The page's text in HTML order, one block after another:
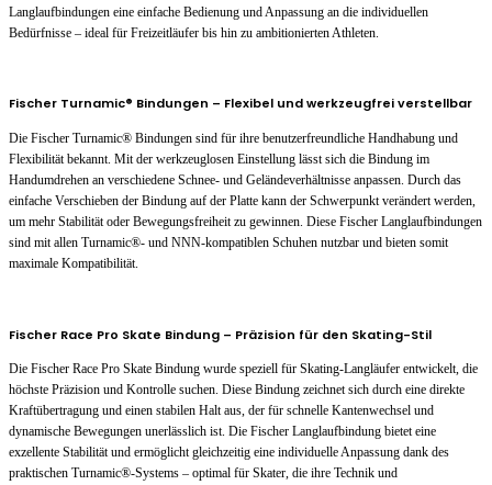
Langlaufbindungen eine einfache Bedienung und Anpassung an die individuellen
Bedürfnisse – ideal für Freizeitläufer bis hin zu ambitionierten Athleten.
Fischer Turnamic® Bindungen – Flexibel und werkzeugfrei verstellbar
Die Fischer Turnamic® Bindungen sind für ihre benutzerfreundliche Handhabung und
Flexibilität bekannt. Mit der werkzeuglosen Einstellung lässt sich die Bindung im
Handumdrehen an verschiedene Schnee- und Geländeverhältnisse anpassen. Durch das
einfache Verschieben der Bindung auf der Platte kann der Schwerpunkt verändert werden,
um mehr Stabilität oder Bewegungsfreiheit zu gewinnen. Diese Fischer Langlaufbindungen
sind mit allen Turnamic®- und NNN-kompatiblen Schuhen nutzbar und bieten somit
maximale Kompatibilität.
Fischer Race Pro Skate Bindung – Präzision für den Skating-Stil
Die Fischer Race Pro Skate Bindung wurde speziell für Skating-Langläufer entwickelt, die
höchste Präzision und Kontrolle suchen. Diese Bindung zeichnet sich durch eine direkte
Kraftübertragung und einen stabilen Halt aus, der für schnelle Kantenwechsel und
dynamische Bewegungen unerlässlich ist. Die Fischer Langlaufbindung bietet eine
exzellente Stabilität und ermöglicht gleichzeitig eine individuelle Anpassung dank des
praktischen Turnamic®-Systems – optimal für Skater, die ihre Technik und